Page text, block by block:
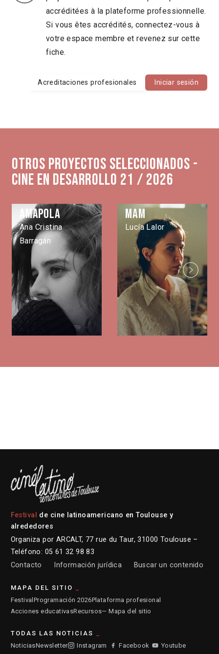
accréditées à la plateforme professionnelle.
Si vous êtes accrédités, connectez-vous à
votre espace membre et revenez sur cette
fiche.
Acreditaciones profesionales Iniciar sesión
Otros proyectos seleccionados -
Cine en Desarrollo 21 / 2026
Amapola
Ana Cristina
Barragán
MAM
Lucía Lalor
Next
Festival
de cine latinoamericano en Toulouse y
alrededores
Organiza por ARCALT, 77 rue du Taur, 31000 Toulouse –
Teléfono: 05 61 32 98 83
Contacto
Información jurídica Buscar un contenido
MAPA DEL SITIO
Festival Programación 2026Plataforma profesional
Acciones educativasRecursos— Mapa del sitio
TODAS LAS NOTICIAS
NoticiasNewsletter Instagram Facebook Youtube